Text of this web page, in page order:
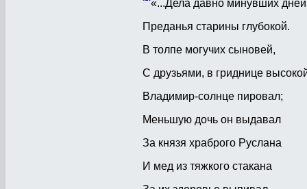
«...Дела давно минувших
Преданья старины глубокой.
В толпе могучих сыновей,
С друзьями, в гриднице
Владимир-солнце пировал;
Меньшую дочь он выдавал
За князя храброго Руслана
И мед из тяжкого стакана